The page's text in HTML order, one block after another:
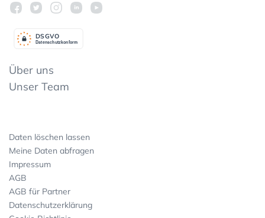
Datenschutzkonform
DSGVO
Über uns
Unser Team
Daten löschen lassen
Meine Daten abfragen
Impressum
AGB
AGB für Partner
Datenschutzerklärung